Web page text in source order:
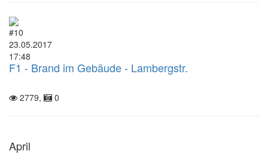
#10
23.05.2017
17:48
F1 - Brand im Gebäude - Lambergstr.
2779, 0
April